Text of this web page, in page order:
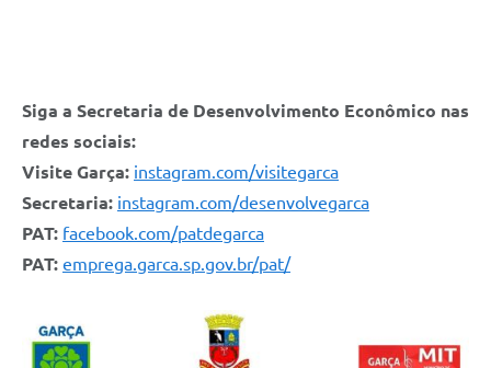
Siga a Secretaria de Desenvolvimento Econômico nas
redes sociais:
Visite Garça: instagram.com/visitegarca
Secretaria: instagram.com/desenvolvegarca
PAT: facebook.com/patdegarca
PAT: emprega.garca.sp.gov.br/pat/